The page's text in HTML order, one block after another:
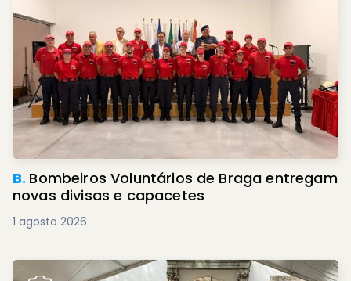
B. Bombeiros Voluntários de Braga entregam
novas divisas e capacetes
1 agosto 2026